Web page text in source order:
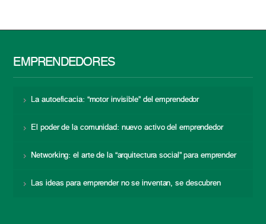
EMPRENDEDORES
La autoeficacia: “motor invisible” del emprendedor
El poder de la comunidad: nuevo activo del emprendedor
Networking: el arte de la “arquitectura social” para emprender
Las ideas para emprender no se inventan, se descubren